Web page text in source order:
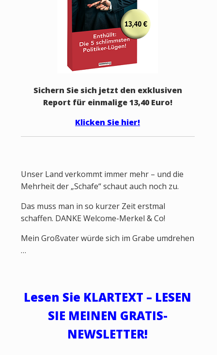
Sichern Sie sich jetzt den exklusiven
Report für einmalige 13,40 Euro!
Klicken Sie hier!
Unser Land verkommt immer mehr – und die
Mehrheit der „Schafe“ schaut auch noch zu.
Das muss man in so kurzer Zeit erstmal
schaffen. DANKE Welcome-Merkel & Co!
Mein Großvater würde sich im Grabe umdrehen
…
Lesen Sie KLARTEXT – LESEN
SIE MEINEN GRATIS-
NEWSLETTER!